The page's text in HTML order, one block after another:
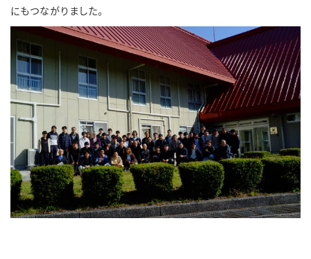
にもつながりました。